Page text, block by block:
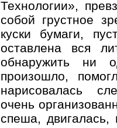
Технологии»,
собой грустное
куски бумаги,
оставлена вся
обнаружить ни
произошло,
нарисовалась
очень
спеша,